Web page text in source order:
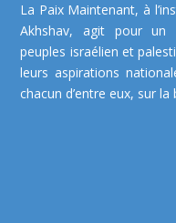
La Paix Maintenant, à
Akhshav, agit pour un
peuples israélien et
leurs aspirations
chacun d’entre eux, sur la